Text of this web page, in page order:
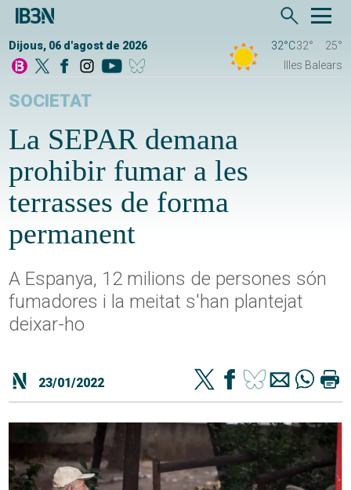
Dijous, 06 d'agost de 2026 32°C32°
25°
Illes Balears
SOCIETAT
La SEPAR demana
prohibir fumar a les
terrasses de forma
permanent
A Espanya, 12 milions de persones són
fumadores i la meitat s'han plantejat
deixar-ho
23/01/2022